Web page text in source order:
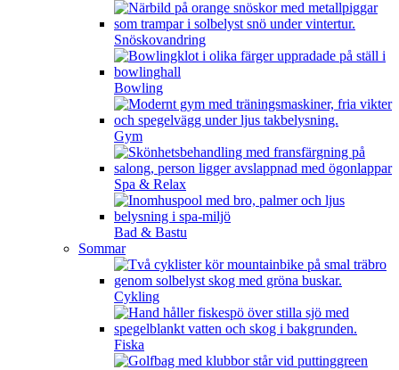
Snöskovandring
Bowling
Gym
Spa & Relax
Bad & Bastu
Sommar
Cykling
Fiska